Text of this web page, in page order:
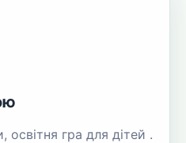
освітня гра для дітей .